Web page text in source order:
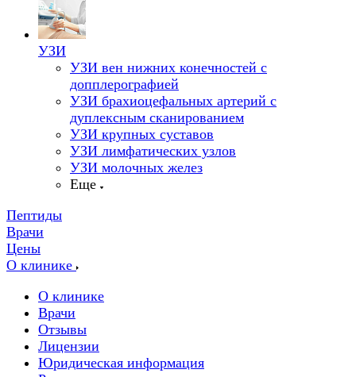
УЗИ
УЗИ вен нижних конечностей с
допплерографией
УЗИ брахиоцефальных артерий с
дуплексным сканированием
УЗИ крупных суставов
УЗИ лимфатических узлов
УЗИ молочных желез
Еще
Пептиды
Врачи
Цены
О клинике
О клинике
Врачи
Отзывы
Лицензии
Юридическая информация